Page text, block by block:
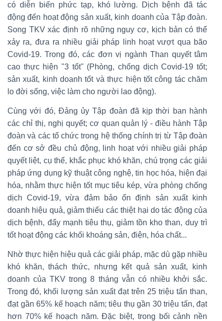
có diễn biến phức tạp, khó lường. Dịch bệnh đã tác
động đến hoạt động sản xuất, kinh doanh của Tập đoàn.
Song TKV xác định rõ những nguy cơ, kịch bản có thể
xảy ra, đưa ra nhiều giải pháp linh hoạt vượt qua bão
Covid-19. Trong đó, các đơn vị ngành Than quyết tâm
cao thực hiện "3 tốt" (Phòng, chống dịch Covid-19 tốt;
sản xuất, kinh doanh tốt và thực hiện tốt công tác chăm
lo đời sống, việc làm cho người lao động).
Cùng với đó, Đảng ủy Tập đoàn đã kịp thời ban hành
các chỉ thị, nghị quyết; cơ quan quản lý - điều hành Tập
đoàn và các tổ chức trong hệ thống chính trị từ Tập đoàn
đến cơ sở đều chủ động, linh hoạt với nhiều giải pháp
quyết liệt, cụ thể, khắc phục khó khăn, chú trọng các giải
pháp ứng dụng kỹ thuật công nghệ, tin học hóa, hiện đại
hóa, nhằm thực hiện tốt mục tiêu kép, vừa phòng chống
dịch Covid-19, vừa đảm bảo ổn định sản xuất kinh
doanh hiệu quả, giảm thiểu các thiệt hại do tác động của
dịch bệnh, đẩy mạnh tiêu thụ, giảm tồn kho than, duy trì
tốt hoạt động các khối khoáng sản, điện, hóa chất...
Nhờ thực hiện hiệu quả các giải pháp, mặc dù gặp nhiều
khó khăn, thách thức, nhưng kết quả sản xuất, kinh
doanh của TKV trong 8 tháng vẫn có nhiều khởi sắc.
Trong đó, khối lượng sản xuất đạt trên 25 triệu tấn than,
đạt gần 65% kế hoạch năm; tiêu thụ gần 30 triệu tấn, đạt
hơn 70% kế hoạch năm. Đặc biệt, trong bối cảnh nền